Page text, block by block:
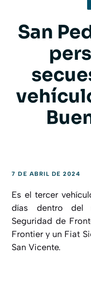
San
7 DE ABRIL DE 2024
Es el tercer
días dentro del
Seguridad de
Frontier y un Fiat
San Vicente.